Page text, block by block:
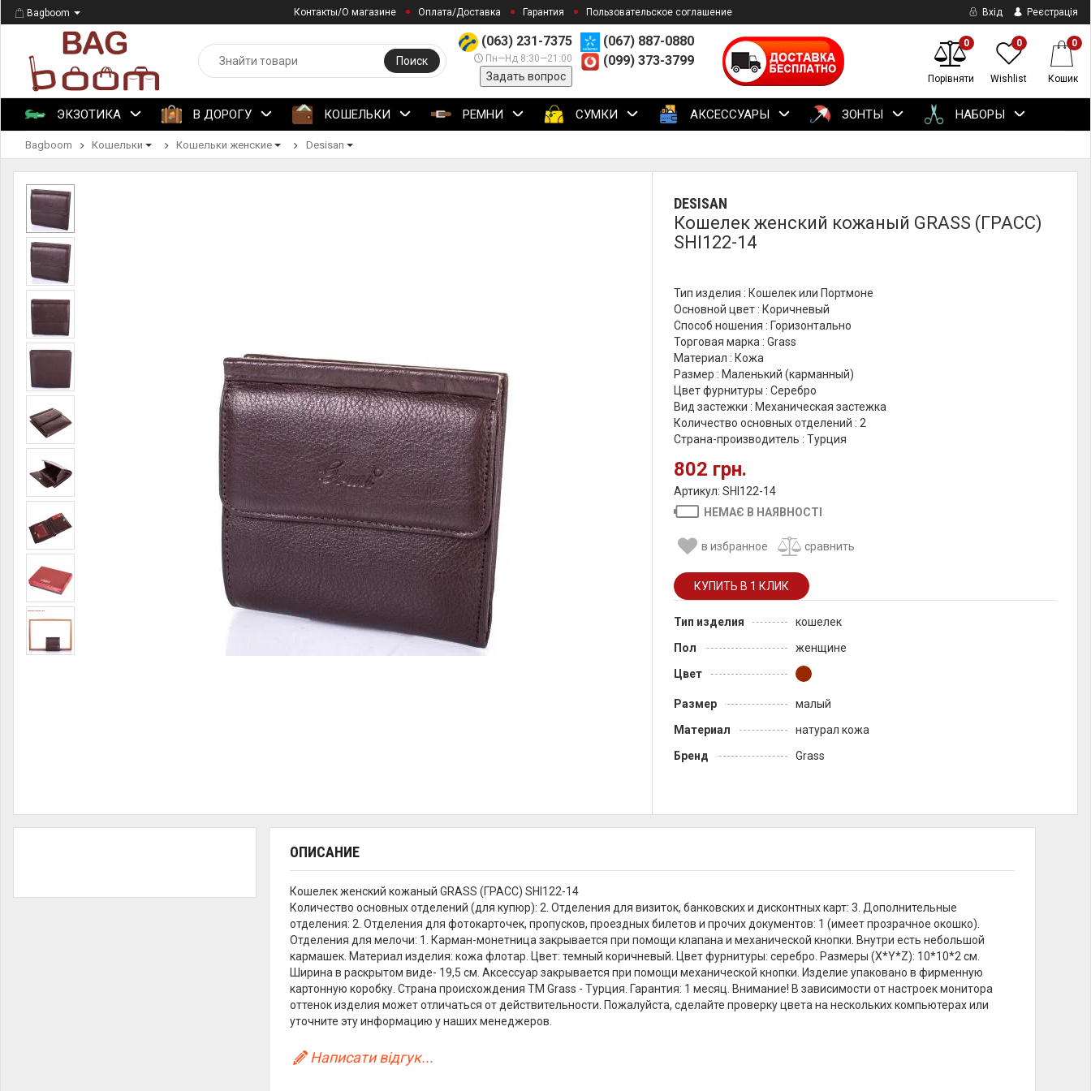
Bagboom Контакты/О магазине Оплата/Доставка Гарантия Пользовательское соглашение Вхід Реєстрація
(063) 231-7375
Пн—Нд 8:30—21:00
Задать вопрос
(067) 887-0880
(099) 373-3799
Поиск
0
Порівняти
0
Wishlist
0
Кошик
ЭКЗОТИКА В ДОРОГУ КОШЕЛЬКИ РЕМНИ СУМКИ АКСЕССУАРЫ ЗОНТЫ НАБОРЫ
Bagboom Кошельки Кошельки женские Desisan
DESISAN
Кошелек женский кожаный GRASS (ГРАСС)
SHI122-14
Тип изделия : Кошелек или Портмоне
Основной цвет : Коричневый
Способ ношения : Горизонтально
Торговая марка : Grass
Материал : Кожа
Размер : Маленький (карманный)
Цвет фурнитуры : Серебро
Вид застежки : Механическая застежка
Количество основных отделений : 2
Страна-производитель : Турция
802 грн.
Артикул: SHI122-14
НЕМАЄ В НАЯВНОСТІ
в избранное сравнить
Тип изделия
кошелек
Пол
женщине
Цвет
Размер
малый
Материал
натурал кожа
Бренд
Grass
ОПИСАНИЕ
Кошелек женский кожаный GRASS (ГРАСС) SHI122-14
Количество основных отделений (для купюр): 2. Отделения для визиток, банковских и дисконтных карт: 3. Дополнительные
отделения: 2. Отделения для фотокарточек, пропусков, проездных билетов и прочих документов: 1 (имеет прозрачное окошко).
Отделения для мелочи: 1. Карман-монетница закрывается при помощи клапана и механической кнопки. Внутри есть небольшой
кармашек. Материал изделия: кожа флотар. Цвет: темный коричневый. Цвет фурнитуры: серебро. Размеры (X*Y*Z): 10*10*2 см.
Ширина в раскрытом виде- 19,5 см. Аксессуар закрывается при помощи механической кнопки. Изделие упаковано в фирменную
картонную коробку. Страна происхождения ТМ Grass - Турция. Гарантия: 1 месяц. Внимание! В зависимости от настроек монитора
оттенок изделия может отличаться от действительности. Пожалуйста, сделайте проверку цвета на нескольких компьютерах или
уточните эту информацию у наших менеджеров.
Написати відгук...